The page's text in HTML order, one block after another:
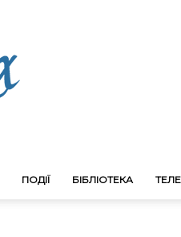
ПОДІЇ БІБЛІОТЕКА